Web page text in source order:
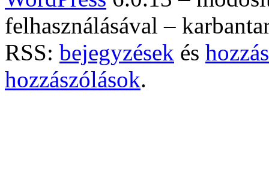
felhasználásával –
RSS: bejegyzések és
hozzászólások.